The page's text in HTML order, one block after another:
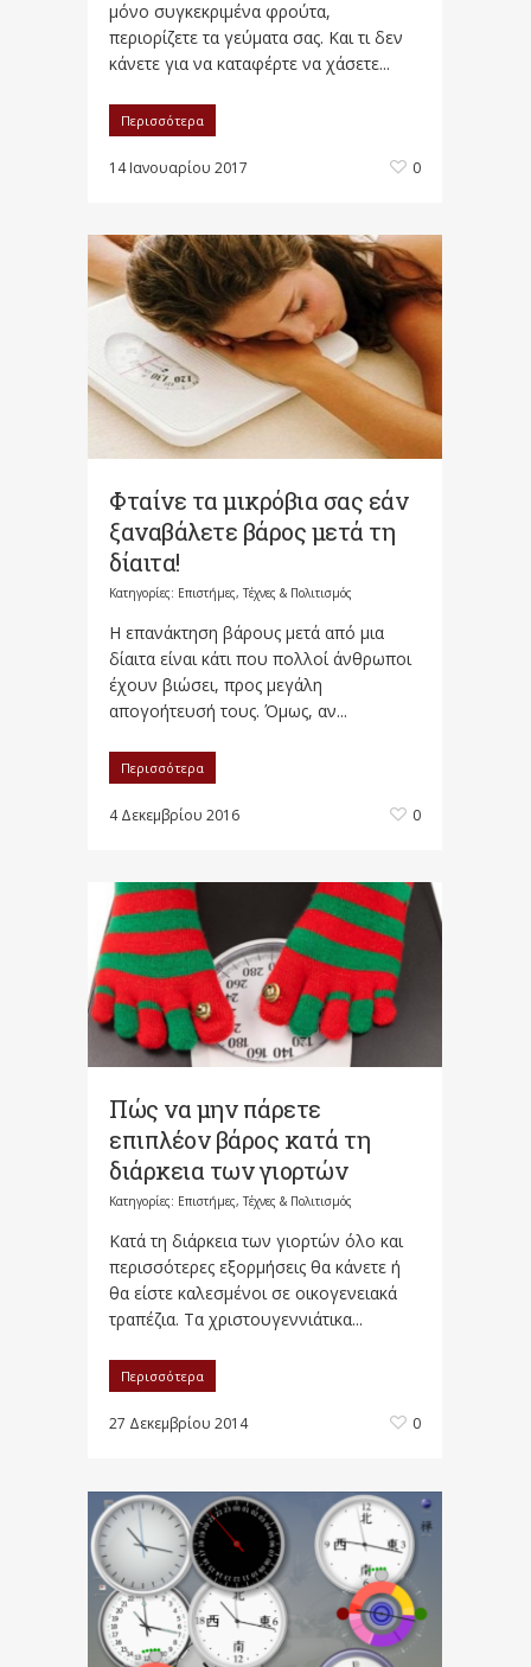
μόνο συγκεκριμένα φρούτα,
περιορίζετε τα γεύματα σας. Και τι δεν
κάνετε για να καταφέρτε να χάσετε...
Περισσότερα
14 Ιανουαρίου 2017 0
Φταίνε τα μικρόβια σας εάν
ξαναβάλετε βάρος μετά τη
δίαιτα!
Κατηγορίες: Επιστήμες, Τέχνες & Πολιτισμός
Η επανάκτηση βάρους μετά από μια
δίαιτα είναι κάτι που πολλοί άνθρωποι
έχουν βιώσει, προς μεγάλη
απογοήτευσή τους. Όμως, αν...
Περισσότερα
4 Δεκεμβρίου 2016 0
Πώς να μην πάρετε
επιπλέον βάρος κατά τη
διάρκεια των γιορτών
Κατηγορίες: Επιστήμες, Τέχνες & Πολιτισμός
Κατά τη διάρκεια των γιορτών όλο και
περισσότερες εξορμήσεις θα κάνετε ή
θα είστε καλεσμένοι σε οικογενειακά
τραπέζια. Τα χριστουγεννιάτικα...
Περισσότερα
27 Δεκεμβρίου 2014 0